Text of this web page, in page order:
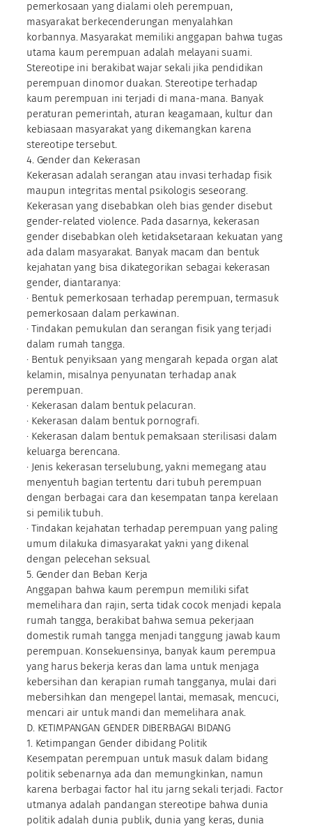
pemerkosaan yang dialami oleh perempuan,
masyarakat berkecenderungan menyalahkan
korbannya. Masyarakat memiliki anggapan bahwa tugas
utama kaum perempuan adalah melayani suami.
Stereotipe ini berakibat wajar sekali jika pendidikan
perempuan dinomor duakan. Stereotipe terhadap
kaum perempuan ini terjadi di mana-mana. Banyak
peraturan pemerintah, aturan keagamaan, kultur dan
kebiasaan masyarakat yang dikemangkan karena
stereotipe tersebut.
4. Gender dan Kekerasan
Kekerasan adalah serangan atau invasi terhadap fisik
maupun integritas mental psikologis seseorang.
Kekerasan yang disebabkan oleh bias gender disebut
gender-related violence. Pada dasarnya, kekerasan
gender disebabkan oleh ketidaksetaraan kekuatan yang
ada dalam masyarakat. Banyak macam dan bentuk
kejahatan yang bisa dikategorikan sebagai kekerasan
gender, diantaranya:
· Bentuk pemerkosaan terhadap perempuan, termasuk
pemerkosaan dalam perkawinan.
· Tindakan pemukulan dan serangan fisik yang terjadi
dalam rumah tangga.
· Bentuk penyiksaan yang mengarah kepada organ alat
kelamin, misalnya penyunatan terhadap anak
perempuan.
· Kekerasan dalam bentuk pelacuran.
· Kekerasan dalam bentuk pornografi.
· Kekerasan dalam bentuk pemaksaan sterilisasi dalam
keluarga berencana.
· Jenis kekerasan terselubung, yakni memegang atau
menyentuh bagian tertentu dari tubuh perempuan
dengan berbagai cara dan kesempatan tanpa kerelaan
si pemilik tubuh.
· Tindakan kejahatan terhadap perempuan yang paling
umum dilakuka dimasyarakat yakni yang dikenal
dengan pelecehan seksual.
5. Gender dan Beban Kerja
Anggapan bahwa kaum perempun memiliki sifat
memelihara dan rajin, serta tidak cocok menjadi kepala
rumah tangga, berakibat bahwa semua pekerjaan
domestik rumah tangga menjadi tanggung jawab kaum
perempuan. Konsekuensinya, banyak kaum perempua
yang harus bekerja keras dan lama untuk menjaga
kebersihan dan kerapian rumah tangganya, mulai dari
mebersihkan dan mengepel lantai, memasak, mencuci,
mencari air untuk mandi dan memelihara anak.
D. KETIMPANGAN GENDER DIBERBAGAI BIDANG
1. Ketimpangan Gender dibidang Politik
Kesempatan perempuan untuk masuk dalam bidang
politik sebenarnya ada dan memungkinkan, namun
karena berbagai factor hal itu jarng sekali terjadi. Factor
utmanya adalah pandangan stereotipe bahwa dunia
politik adalah dunia publik, dunia yang keras, dunia